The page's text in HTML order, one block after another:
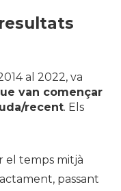
al 2022, va
van començar
recent. Els
el temps mitjà
passant